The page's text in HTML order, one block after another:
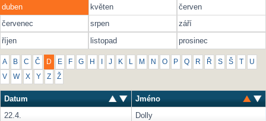
duben
květen
červen
červenec
srpen
září
říjen
listopad prosinec
A B C Č D E F G H J K L M N O P Q R Ř S Š U
V W X Y Z Ž
Datum
Jméno
22.4.
Dolly